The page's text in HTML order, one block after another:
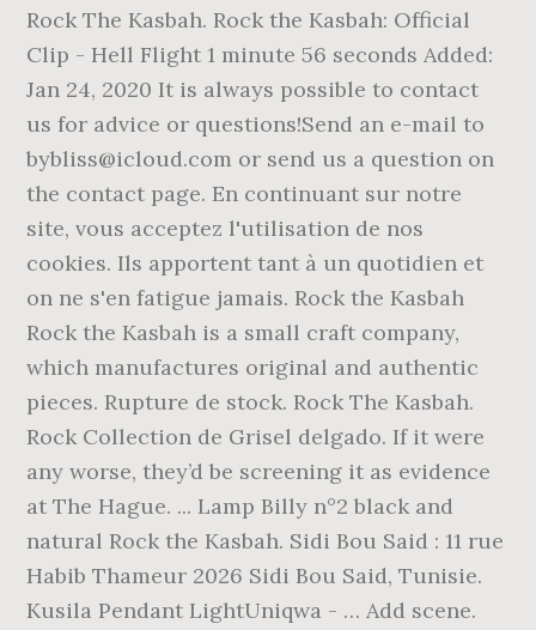
Rock The Kasbah. Rock the Kasbah: Official
Clip - Hell Flight 1 minute 56 seconds Added:
Jan 24, 2020 It is always possible to contact
us for advice or questions!Send an e-mail to
bybliss@icloud.com or send us a question on
the contact page. En continuant sur notre
site, vous acceptez l'utilisation de nos
cookies. Ils apportent tant à un quotidien et
on ne s'en fatigue jamais. Rock the Kasbah
Rock the Kasbah is a small craft company,
which manufactures original and authentic
pieces. Rupture de stock. Rock The Kasbah.
Rock Collection de Grisel delgado. If it were
any worse, they’d be screening it as evidence
at The Hague. ... Lamp Billy n°2 black and
natural Rock the Kasbah. Sidi Bou Said : 11 rue
Habib Thameur 2026 Sidi Bou Said, Tunisie.
Kusila Pendant LightUniqwa - … Add scene.